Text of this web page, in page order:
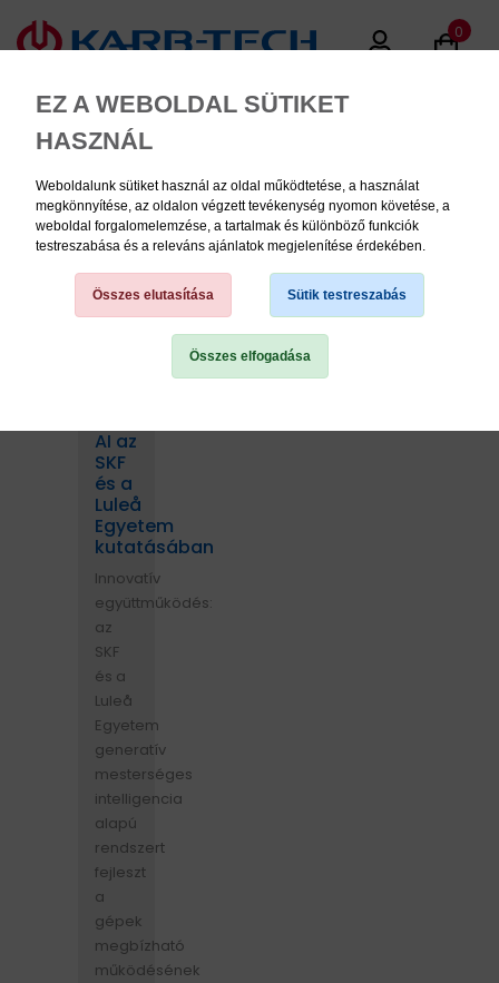
EZ A WEBOLDAL SÜTIKET
HASZNÁL
Weboldalunk sütiket használ az oldal működtetése, a használat
megkönnyítése, az oldalon végzett tevékenység nyomon követése, a
weboldal forgalomelemzése, a tartalmak és különböző funkciók
testreszabása és a releváns ajánlatok megjelenítése érdekében.
Összes elutasítása Sütik testreszabás
Összes elfogadása
0
MENU
KÉZISZERSZÁMOK
HAJTÁSTECHNIKA
CSAPÁGYAK
BEMUTATKOZÁS
VÁSÁRLÁSI INFORMÁCIÓK
AI az
SKF
és a
Luleå
Egyetem
kutatásában
Innovatív
együttműködés:
az
SKF
és a
Luleå
Egyetem
generatív
mesterséges
intelligencia
alapú
rendszert
fejleszt
a
gépek
megbízható
működésének